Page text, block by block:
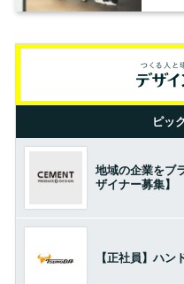
ピッ
地域の企業をブ
ザイナー募集】
【正社員】ハン